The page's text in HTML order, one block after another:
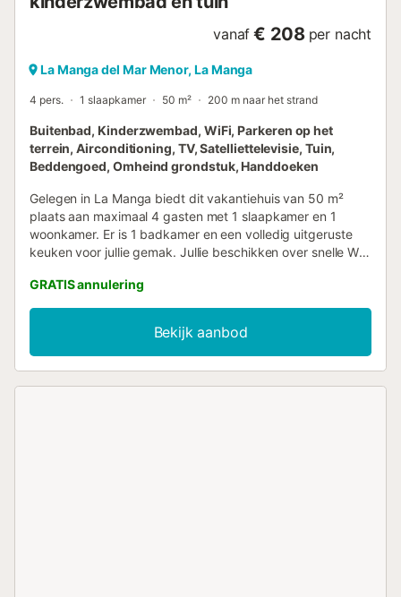
vanaf € 208 per nacht
La Manga del Mar Menor, La Manga
4 pers. 1 slaapkamer 50 m² 200 m naar het strand
Buitenbad, Kinderzwembad, WiFi, Parkeren op het
terrein, Airconditioning, TV, Satelliettelevisie, Tuin,
Beddengoed, Omheind grondstuk, Handdoeken
Gelegen in La Manga biedt dit vakantiehuis van 50 m²
plaats aan maximaal 4 gasten met 1 slaapkamer en 1
woonkamer. Er is 1 badkamer en een volledig uitgeruste
keuken voor jullie gemak. Jullie beschikken over snelle WiFi
de woonkamer als de slaapkamer, verwarming via een
warmtepompsysteem, televisie, wasmachine, wasdroger,
ventilator en een aparte werkplek. Extra voorzieningen zijn
een kinderstoel, koffiemachine en drempelloze toegang
binnen. Geniet buiten van jullie eigen balkon en een
GRATIS annulering
Bekijk aanbod